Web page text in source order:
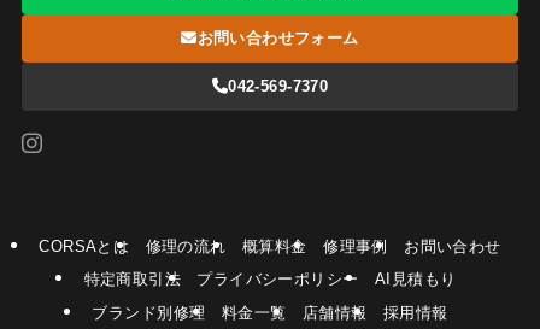
お問い合わせフォーム
042-569-7370
CORSAとは 修理の流れ 概算料金 修理事例
お問い合わせ
特定商取引法
プライバシーポリシー
AI見積もり
ブランド別修理
料金一覧 店舗情報 採用情報